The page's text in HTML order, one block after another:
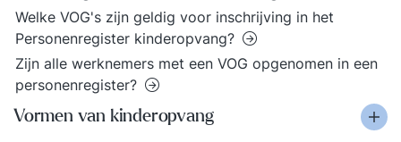
Welke VOG's zijn geldig voor inschrijving in het
Personenregister kinderopvang?
Zijn alle werknemers met een VOG opgenomen in een
personenregister?
Vormen van kinderopvang